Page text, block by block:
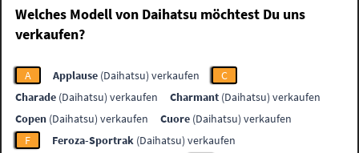
Welches Modell von Daihatsu möchtest Du uns
verkaufen?
A Applause (Daihatsu) verkaufen
C
Charade (Daihatsu) verkaufen Charmant (Daihatsu) verkaufen
Copen (Daihatsu) verkaufen Cuore (Daihatsu) verkaufen
F
Feroza-Sportrak (Daihatsu) verkaufen